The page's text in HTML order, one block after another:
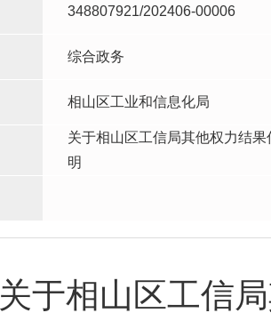
348807921/202406-00006
综合政务
相山区工业和信息化局
关于相山区工信局其他权力结
明
关于相山区工信